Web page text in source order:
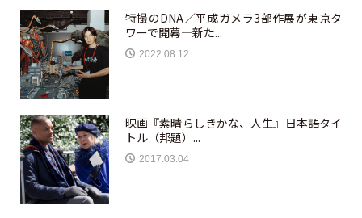
特撮のDNA／平成ガメラ3部作展が東京タ
ワーで開幕—新た...
2022.08.12
映画『素晴らしきかな、人生』日本語タイ
トル（邦題）...
2017.03.04